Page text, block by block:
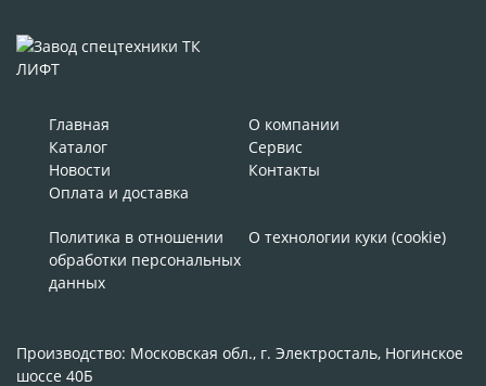
Главная
О компании
Каталог
Сервис
Новости
Контакты
Оплата и доставка
Политика в отношении
обработки персональных
данных
О технологии куки (cookie)
Производство: Московская обл., г. Электросталь, Ногинское
шоссе 40Б